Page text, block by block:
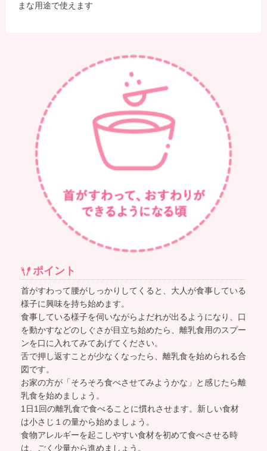
まな用途で使えます
ポイント
首がすわって腰がしっかりしてくると、大人が食事している
様子に興味を持ち始めます。
食事している様子を伺いながらよだれが出るようになり、口
を動かすなどのしぐさが目立ち始めたら、離乳食用のスプー
ンを口に入れてみてあげてください。
舌で押し返すことが少なくなったら、離乳食を始められる合
図です。
お家の方が「そろそろ食べさせてみようかな」と感じたら離
乳食を始めましょう。
1日1回の離乳食で食べることに慣れさせます。新しい食材
は小さじ１の量から始めましょう。
食物アレルギーを起こしやすい食材を初めて食べさせる時
は、ごく少量から進めましょう。